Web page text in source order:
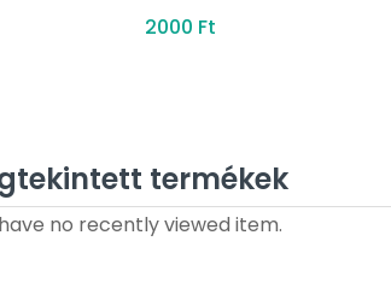
2000 Ft
termékek
no recently viewed item.